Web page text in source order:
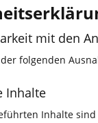
mit den
folgenden
Inhalte
Inhalte